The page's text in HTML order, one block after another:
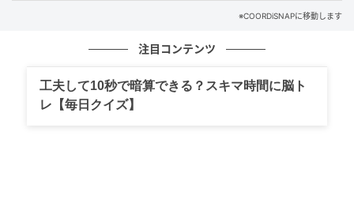
※COORDiSNAPに移動します
注目コンテンツ
工夫して10秒で暗算できる？スキマ時間に脳ト
レ【毎日クイズ】